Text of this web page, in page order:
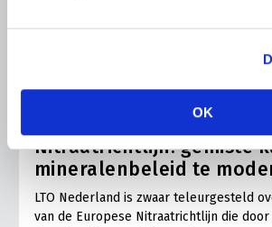
OK
LTO Nederland over
Nitraatrichtlijn: gemiste
mineralenbeleid te
LTO Nederland is zwaar teleurgesteld
van de Europese Nitraatrichtlijn die